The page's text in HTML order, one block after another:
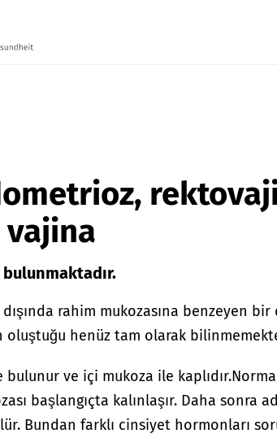
rahim mukozasına benzeyen bir
oluştuğu henüz tam olarak
bulunur ve içi mukoza ile kaplıdır.
başlangıçta kalınlaşır. Daha sonra
Bundan farklı cinsiyet hormonları